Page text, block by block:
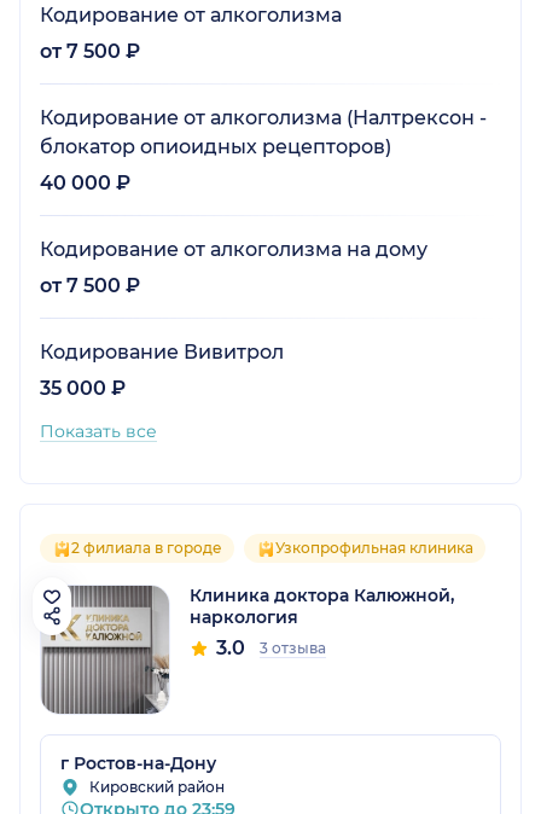
Кодирование от алкоголизма
от 7 500 ₽
Кодирование от алкоголизма (Налтрексон -
блокатор опиоидных рецепторов)
40 000 ₽
Кодирование от алкоголизма на дому
от 7 500 ₽
Кодирование Вивитрол
35 000 ₽
Показать все
2 филиала в городе Узкопрофильная клиника
Клиника доктора Калюжной,
наркология
3.0 3 отзыва
г Ростов-на-Дону
Кировский район
Открыто до 23:59